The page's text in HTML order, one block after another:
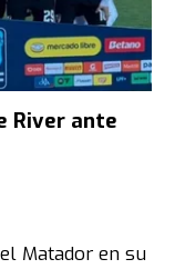
River ante
Matador en su